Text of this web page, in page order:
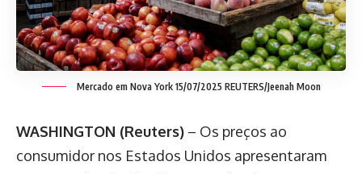
Mercado em Nova York 15/07/2025 REUTERS/Jeenah Moon
WASHINGTON (Reuters) – Os preços ao
consumidor nos Estados Unidos apresentaram